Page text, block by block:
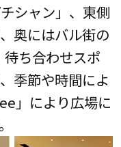
シャン」、東側
奥にはバル街の
待ち合わせスポ
季節や時間によ
」により広場に